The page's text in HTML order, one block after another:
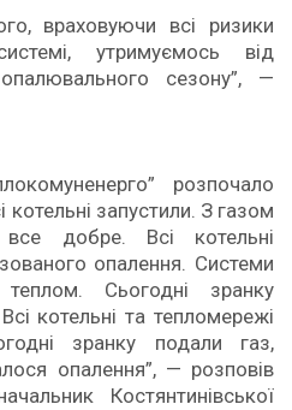
враховуючи всі ризики
утримуємось від
сезону”, —
розпочало
запустили. З газом
все добре. Всі котельні
опалення. Системи
Сьогодні зранку
котельні та тепломережі
зранку подали газ,
опалення”, — розповів
Костянтинівської